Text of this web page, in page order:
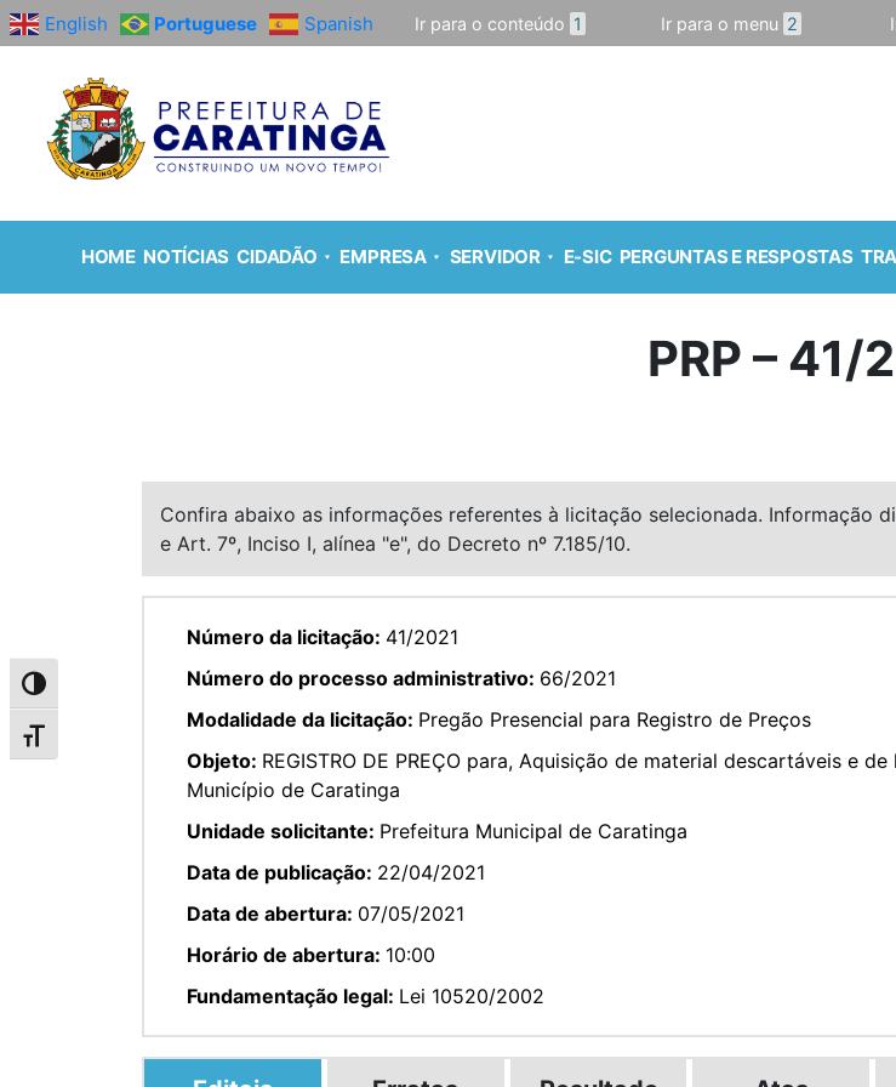
Alternar alto contraste
Alternar tamanho da fonte
English Portuguese Spanish Ir para o conteúdo 1 Ir para o menu 2
HOME NOTÍCIAS CIDADÃO EMPRESA SERVIDOR E-SIC PERGUNTAS E RESPOSTAS
PRP – 41/
Confira abaixo as informações referentes à licitação selecionada. Informação
e Art. 7º, Inciso I, alínea "e", do Decreto nº 7.185/10.
Número da licitação: 41/2021
Número do processo administrativo: 66/2021
Modalidade da licitação: Pregão Presencial para Registro de Preços
Objeto: REGISTRO DE PREÇO para, Aquisição de material descartáveis e
Município de Caratinga
Unidade solicitante: Prefeitura Municipal de Caratinga
Data de publicação: 22/04/2021
Data de abertura: 07/05/2021
Horário de abertura: 10:00
Fundamentação legal: Lei 10520/2002